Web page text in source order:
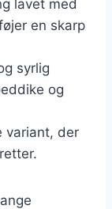
lavet med
en skarp
syrlig
og
variant, der